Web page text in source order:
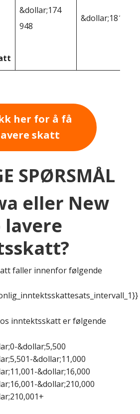
&dollar;174
948
&dollar;181 945
her for å få
skatt
SPØRSMÅL
eller New
lavere
faller innenfor følgende
inntektsskatt er følgende
&dollar;5,500
&dollar;11,000
&dollar;16,000
&dollar;210,000